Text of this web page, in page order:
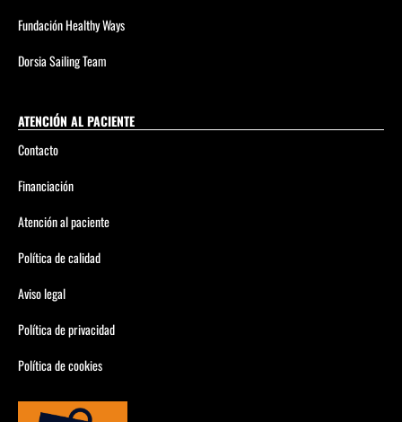
Fundación Healthy Ways
Dorsia Sailing Team
ATENCIÓN AL PACIENTE
Contacto
Financiación
Atención al paciente
Política de calidad
Aviso legal
Política de privacidad
Política de cookies